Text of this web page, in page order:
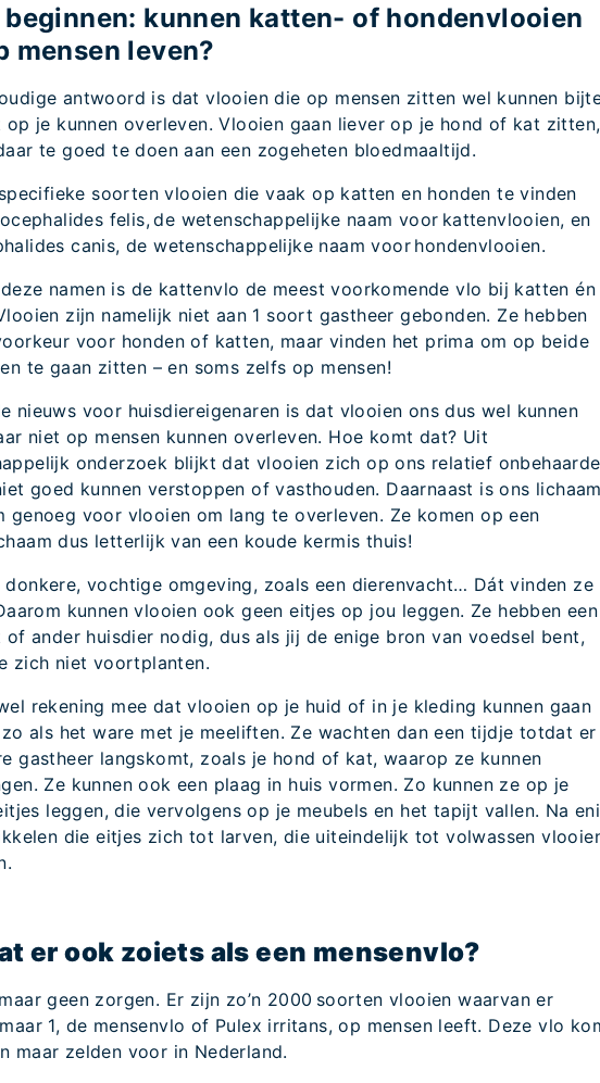
beginnen: kunnen katten- of hondenvlooien
mensen leven?
antwoord is dat vlooien die op mensen zitten wel kunnen
op je kunnen overleven. Vlooien gaan liever op je hond of kat zitten,
te goed te doen aan een zogeheten bloedmaaltijd.
soorten vlooien die vaak op katten en honden te vinden
felis, de wetenschappelijke naam voor kattenvlooien, en
canis, de wetenschappelijke naam voor hondenvlooien.
deze namen is de kattenvlo de meest voorkomende vlo bij katten én
zijn namelijk niet aan 1 soort gastheer gebonden. Ze hebben
voor honden of katten, maar vinden het prima om op beide
te gaan zitten – en soms zelfs op mensen!
nieuws voor huisdiereigenaren is dat vlooien ons dus wel kunnen
niet op mensen kunnen overleven. Hoe komt dat? Uit
onderzoek blijkt dat vlooien zich op ons relatief onbehaarde
goed kunnen verstoppen of vasthouden. Daarnaast is ons lichaam
genoeg voor vlooien om lang te overleven. Ze komen op een
dus letterlijk van een koude kermis thuis!
donkere, vochtige omgeving, zoals een dierenvacht… Dát vinden ze
kunnen vlooien ook geen eitjes op jou leggen. Ze hebben een
of ander huisdier nodig, dus als jij de enige bron van voedsel bent,
zich niet voortplanten.
rekening mee dat vlooien op je huid of in je kleding kunnen gaan
als het ware met je meeliften. Ze wachten dan een tijdje totdat er
gastheer langskomt, zoals je hond of kat, waarop ze kunnen
Ze kunnen ook een plaag in huis vormen. Zo kunnen ze op je
leggen, die vervolgens op je meubels en het tapijt vallen. Na
die eitjes zich tot larven, die uiteindelijk tot volwassen
er ook zoiets als een mensenvlo?
geen zorgen. Er zijn zo’n 2000 soorten vlooien waarvan er
1, de mensenvlo of Pulex irritans, op mensen leeft. Deze vlo
maar zelden voor in Nederland.